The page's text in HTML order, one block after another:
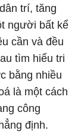
trí, tăng
người bất kể
cần và đều
tìm hiểu tri
bằng nhiều
là một cách
công
định.